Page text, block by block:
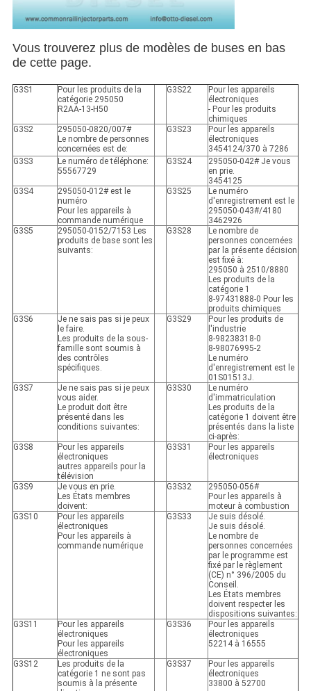
Vous trouverez plus de modèles de buses en bas
de cette page.
G3S1
Pour les produits de la
catégorie 295050
R2AA-13-H50
G3S22
Pour les appareils
électroniques
- Pour les produits
chimiques
G3S2
295050-0820/007#
Le nombre de personnes
concernées est de:
G3S23
Pour les appareils
électroniques
3454124/370 à 7286
G3S3
Le numéro de téléphone:
55567729
G3S24
295050-042# Je vous
en prie.
3454125
G3S4
295050-012# est le
numéro
Pour les appareils à
commande numérique
G3S25
Le numéro
d'enregistrement est le
295050-043#/4180
3462926
G3S5
295050-0152/7153 Les
produits de base sont les
suivants:
G3S28
Le nombre de
personnes concernées
par la présente décision
est fixé à:
295050 à 2510/8880
Les produits de la
catégorie 1
8-97431888-0 Pour les
produits chimiques
G3S6
Je ne sais pas si je peux
le faire.
Les produits de la sous-
famille sont soumis à
des contrôles
spécifiques.
G3S29
Pour les produits de
l'industrie
8-98238318-0
8-98076995-2
Le numéro
d'enregistrement est le
01S01513J.
G3S7
Je ne sais pas si je peux
vous aider.
Le produit doit être
présenté dans les
conditions suivantes:
G3S30
Le numéro
d'immatriculation
Les produits de la
catégorie 1 doivent être
présentés dans la liste
ci-après:
G3S8
Pour les appareils
électroniques
autres appareils pour la
télévision
G3S31
Pour les appareils
électroniques
G3S9
Je vous en prie.
Les États membres
doivent:
G3S32
295050-056#
Pour les appareils à
moteur à combustion
G3S10
Pour les appareils
électroniques
Pour les appareils à
commande numérique
G3S33
Je suis désolé.
Je suis désolé.
Le nombre de
personnes concernées
par le programme est
fixé par le règlement
(CE) n° 396/2005 du
Conseil.
Les États membres
doivent respecter les
dispositions suivantes:
G3S11
Pour les appareils
électroniques
Pour les appareils
électroniques
G3S36
Pour les appareils
électroniques
52214 à 16555
G3S12
Les produits de la
catégorie 1 ne sont pas
soumis à la présente
G3S37
Pour les appareils
électroniques
33800 à 52700